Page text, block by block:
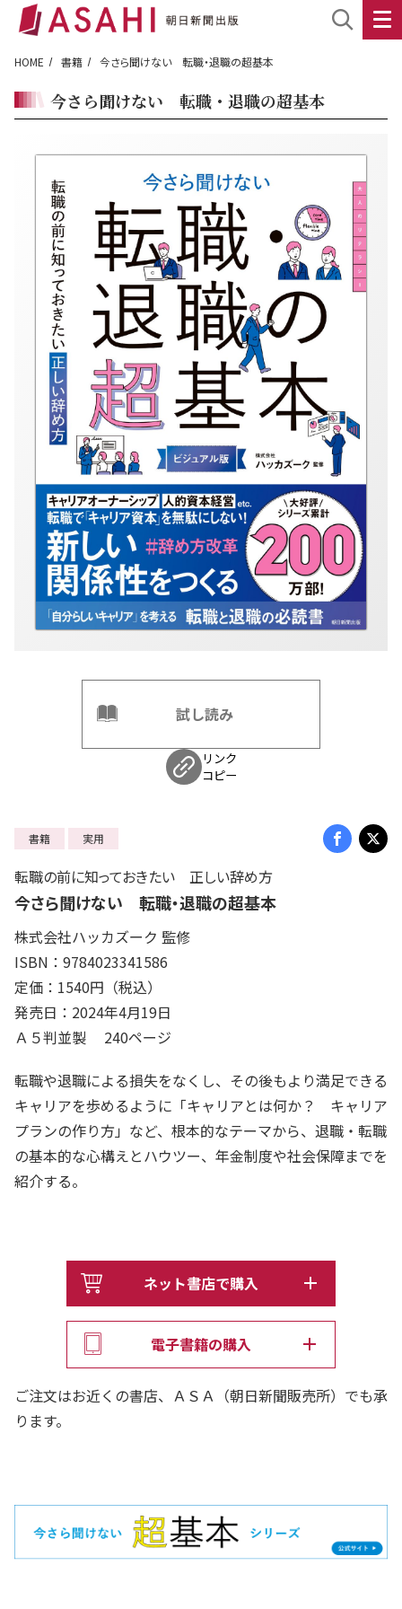
HOME 書籍 今さら聞けない 転職・退職の超基本
今さら聞けない 転職・退職の超基本
試し読み
リンク
コピー
書籍 実用
転職の前に知っておきたい 正しい辞め方
今さら聞けない 転職・退職の超基本
株式会社ハッカズーク 監修
ISBN：9784023341586
定価：1540円（税込）
発売日：2024年4月19日
Ａ５判並製 240ページ
転職や退職による損失をなくし、その後もより満足できる
キャリアを歩めるように「キャリアとは何か？ キャリア
プランの作り方」など、根本的なテーマから、退職・転職
の基本的な心構えとハウツー、年金制度や社会保障までを
紹介する。
ネット書店で購入
電子書籍の購入
ご注文はお近くの書店、ＡＳＡ（朝日新聞販売所）でも承
ります。